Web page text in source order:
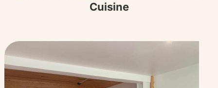
Cuisine